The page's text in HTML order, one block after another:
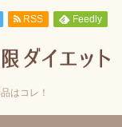
はコレ！
RSS Feedly